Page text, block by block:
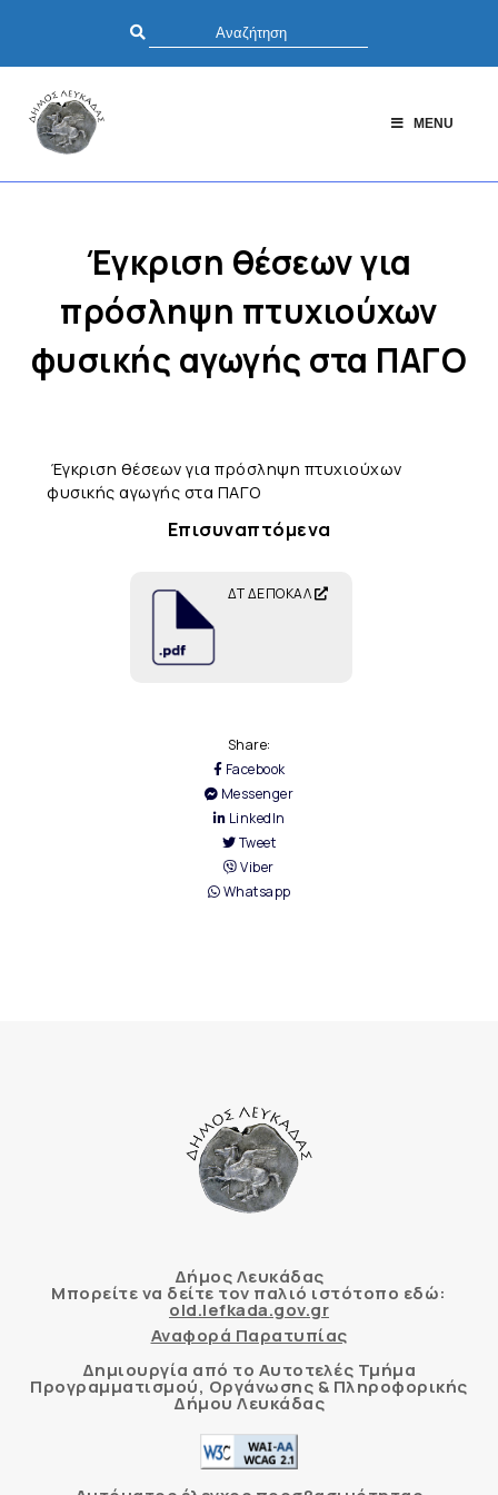
MENU
Έγκριση θέσεων για
πρόσληψη πτυχιούχων
φυσικής αγωγής στα ΠΑΓΟ
Έγκριση θέσεων για πρόσληψη πτυχιούχων
φυσικής αγωγής στα ΠΑΓΟ
Επισυναπτόμενα
ΔΤ ΔΕΠΟΚΑΛ
Share:
Facebook
Messenger
LinkedIn
Tweet
Viber
Whatsapp
Δήμος Λευκάδας
Μπορείτε να δείτε τον παλιό ιστότοπο εδώ:
old.lefkada.gov.gr
Αναφορά Παρατυπίας
Δημιουργία από το Αυτοτελές Τμήμα
Προγραμματισμού, Οργάνωσης & Πληροφορικής
Δήμου Λευκάδας